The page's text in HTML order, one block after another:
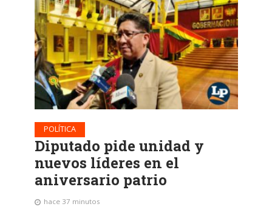
POLÍTICA
Diputado pide unidad y
nuevos líderes en el
aniversario patrio
hace 37 minutos